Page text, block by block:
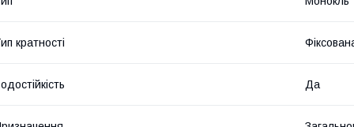
кратності
Да